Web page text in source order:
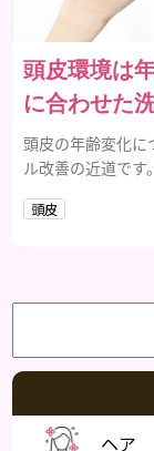
頭皮環境は
に合わせた
頭皮の年齢変化に
ル改善の近道です
きましょう。
頭皮
検索
ヘア